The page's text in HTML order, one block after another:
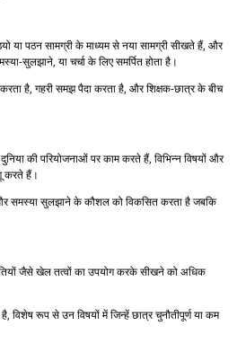
या पठन सामग्री के माध्यम से नया सामग्री सीखते हैं, और
सुलझाने, या चर्चा के लिए समर्पित होता है।
है, गहरी समझ पैदा करता है, और शिक्षक-छात्र के बीच
की परियोजनाओं पर काम करते हैं, विभिन्न विषयों और
करते हैं।
समस्या सुलझाने के कौशल को विकसित करता है जबकि
जैसे खेल तत्वों का उपयोग करके सीखने को अधिक
है, विशेष रूप से उन विषयों में जिन्हें छात्र चुनौतीपूर्ण या कम